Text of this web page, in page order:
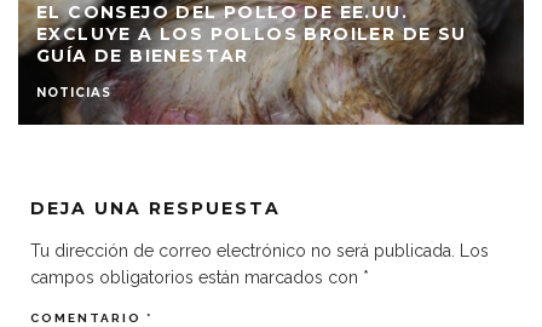
EL CONSEJO DEL POLLO DE EE.UU.
EXCLUYE A LOS POLLOS BROILER DE SU
GUÍA DE BIENESTAR
NOTICIAS
DEJA UNA RESPUESTA
Tu dirección de correo electrónico no será publicada.
Los
campos obligatorios están marcados con *
COMENTARIO *